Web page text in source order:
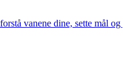
vanene dine, sette mål